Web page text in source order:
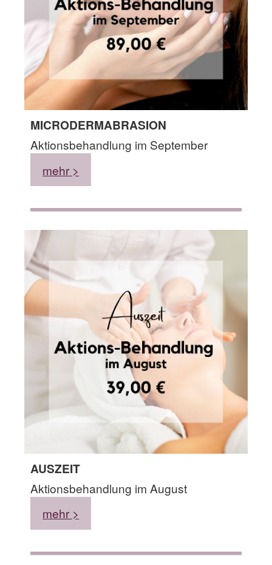
MICRODERMABRASION
Aktionsbehandlung im September
mehr >
AUSZEIT
Aktionsbehandlung im August
mehr >